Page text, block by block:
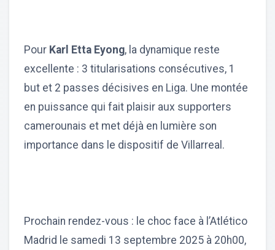
Pour Karl Etta Eyong, la dynamique reste
excellente : 3 titularisations consécutives, 1
but et 2 passes décisives en Liga. Une montée
en puissance qui fait plaisir aux supporters
camerounais et met déjà en lumière son
importance dans le dispositif de Villarreal.
Prochain rendez-vous : le choc face à l’Atlético
Madrid le samedi 13 septembre 2025 à 20h00,